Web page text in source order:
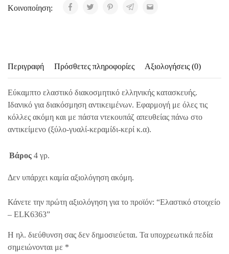
Κοινοποίηση:
Περιγραφή Πρόσθετες πληροφορίες Αξιολογήσεις (0)
Εύκαμπτο ελαστικό διακοσμητικό ελληνικής κατασκευής.
Ιδανικό για διακόσμηση αντικειμένων. Εφαρμογή με όλες τις
κόλλες ακόμη και με πάστα ντεκουπάζ απευθείας πάνω στο
αντικείμενο (ξύλο-γυαλί-κεραμίδι-κερί κ.α).
Βάρος 4 γρ.
Δεν υπάρχει καμία αξιολόγηση ακόμη.
Κάνετε την πρώτη αξιολόγηση για το προϊόν: “Ελαστικό στοιχείο
– ELK6363”
Η ηλ. διεύθυνση σας δεν δημοσιεύεται. Τα υποχρεωτικά πεδία
σημειώνονται με *